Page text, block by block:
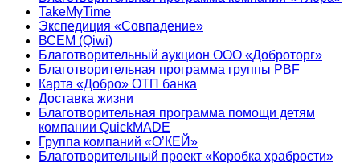
TakeMyTime
Экспедиция «Совпадение»
ВСЕМ (Qiwi)
Благотворительный аукцион ООО «Доброторг»
Благотворительная программа группы PBF
Карта «Добро» ОТП банка
Доставка жизни
Благотворительная программа помощи детям
компании QuickMADE
Группа компаний «О’КЕЙ»
Благотворительный проект «Коробка храбрости»